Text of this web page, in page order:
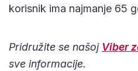
korisnik ima najmanje 65
Pridružite se našoj Viber
sve informacije.